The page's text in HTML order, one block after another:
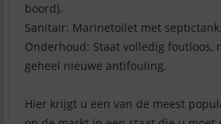
boord).
Sanitair: Marinetoilet met septictank.
Onderhoud: Staat volledig foutloos,
geheel nieuwe antifouling.
Hier krijgt u een van de meest